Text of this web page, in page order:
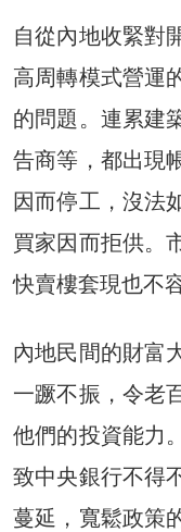
自從內地收緊對
高周轉模式營運
的問題。連累建
告商等，都出現
因而停工，沒法
買家因而拒供。
快賣樓套現也不
內地民間的財富
一蹶不振，令老
他們的投資能力
致中央銀行不得
蔓延，寬鬆政策